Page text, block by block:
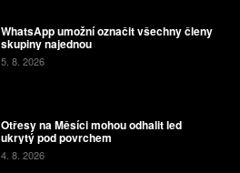
WhatsApp umožní označit všechny členy
skupiny najednou
5. 8. 2026
Otřesy na Měsíci mohou odhalit led
ukrytý pod povrchem
4. 8. 2026